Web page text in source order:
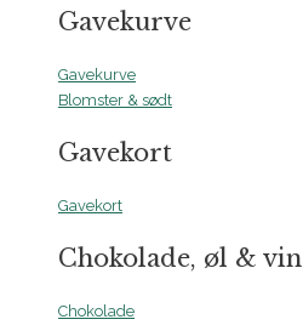
Gavekurve
Gavekurve
Blomster & sødt
Gavekort
Gavekort
Chokolade, øl & vin
Chokolade